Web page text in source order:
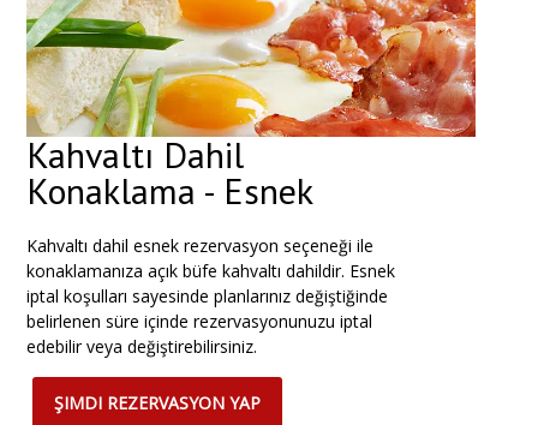
Kahvaltı Dahil
Konaklama - Esnek
Kahvaltıdahilesnekrezervasyonseçeneğiile
konaklamanızaaçıkbüfekahvaltıdahildir. Esnek
iptalkoşullarısayesindeplanlarınızdeğiştiğinde
belirlenensüreiçinderezervasyonunuzuiptal
edebilirveyadeğiştirebilirsiniz.
ŞIMDI REZERVASYON YAP